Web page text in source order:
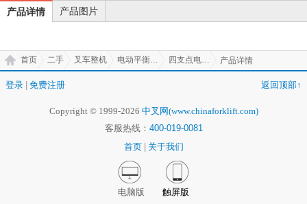
产品详情 产品图片
首页 二手 叉车整机 电动平衡重式叉车 四支点电动平衡重式叉车 产品详情
登录 免费注册 返回顶部↑
Copyright © 1999-2026 中叉网(www.chinaforklift.com)
客服热线： 400-019-0081
首页
关于我们
电脑版 触屏版